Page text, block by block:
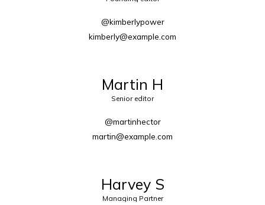
@kimberlypower
kimberly@example.com
Martin H
Senior editor
@martinhector
martin@example.com
Harvey S
Managing Partner